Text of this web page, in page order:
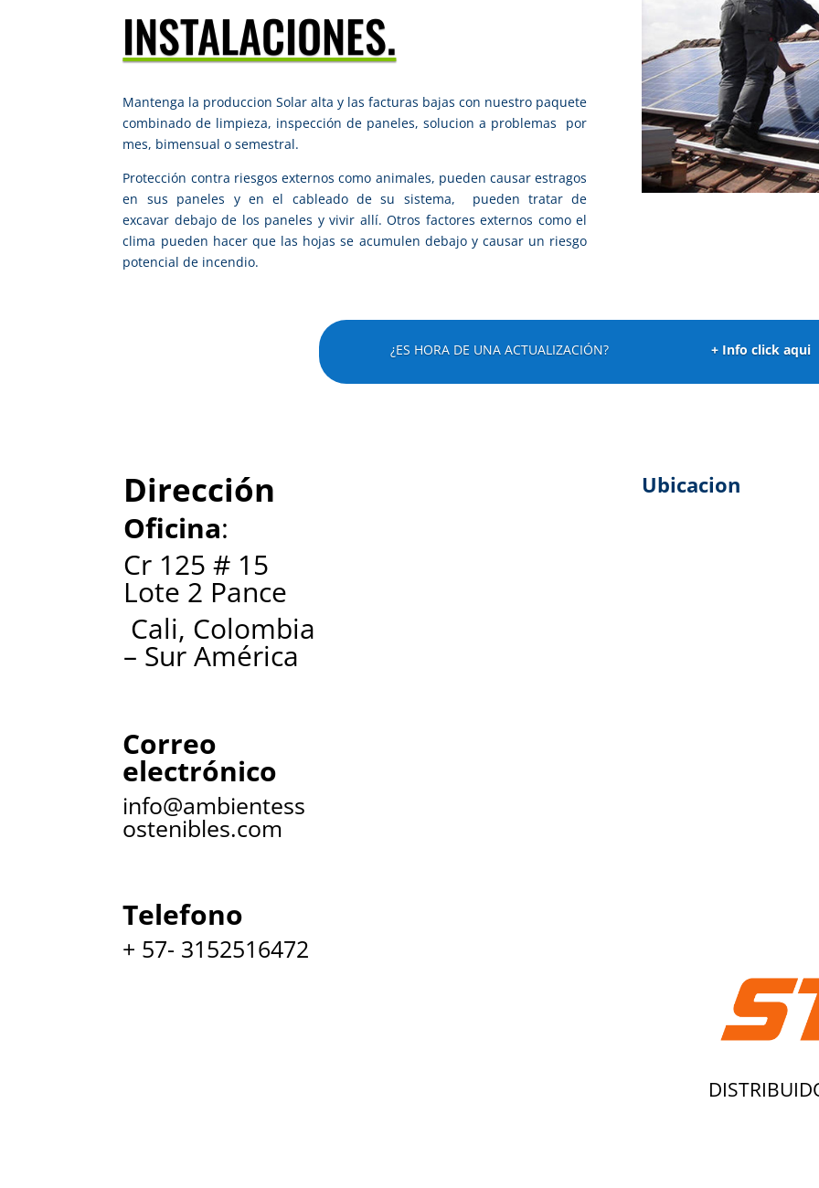
INSTALACIONES.
Mantenga la produccion Solaralta y las facturas bajas con nuestro paquete
combinado de limpieza, inspección de paneles, solucion a problemas por
mes, bimensual o semestral.
Protección contra riesgos externos como animales, pueden causar estragos
en sus paneles y en el cableado de su sistema, pueden tratar de
excavar debajo de los paneles y vivir allí. Otros factores externos como el
clima pueden hacer que las hojas se acumulen debajo y causar un riesgo
potencial de incendio.
¿ES HORA DE UNA ACTUALIZACIÓN? + Info click aqui
Dirección
Oficina:
Cr 125 # 15
Lote 2 Pance
Cali, Colombia
– Sur América
Correo
electrónico
info@ambientess
ostenibles.com
Telefono
+ 57- 3152516472
Ubicacion